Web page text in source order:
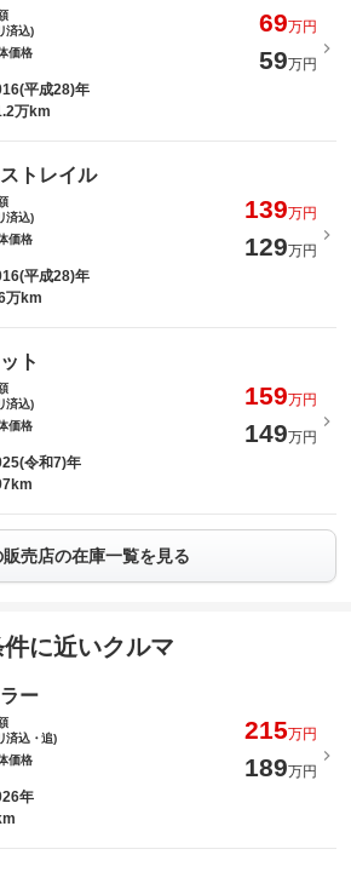
済込)
69万円
価格
59万円
平成28)年
万km
トレイル
済込)
139万円
価格
129万円
平成28)年
万km
ト
済込)
159万円
価格
149万円
令和7)年
販売店の在庫一覧を見る
に近いクルマ
ー
済込・追)
215万円
価格
189万円
年